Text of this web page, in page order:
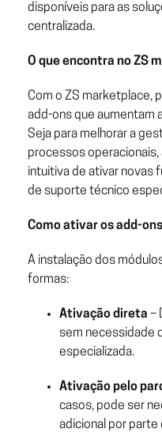
disponíveis para as
centralizada.
O que encontra no ZS
Com o ZS marketplace,
add-ons que aumentam
Seja para melhorar a
processos
intuitiva de ativar novas
de suporte técnico
Como ativar os add-
A instalação dos
formas:
Ativação direta –
sem necessidade
especializada.
Ativação pelo
casos, pode ser
adicional por parte